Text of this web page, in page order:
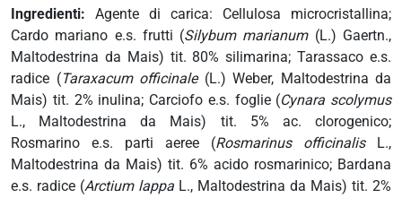
Ingredienti: Agente di carica: Cellulosa microcristallina;
Cardo mariano e.s. frutti (Silybum marianum(L.) Gaertn.,
Maltodestrina da Mais) tit. 80% silimarina; Tarassaco e.s.
radice (Taraxacum officinale(L.) Weber, Maltodestrina da
Mais) tit. 2% inulina; Carciofo e.s. foglie (Cynara scolymus
L., Maltodestrina da Mais) tit. 5% ac. clorogenico;
Rosmarino e.s. parti aeree (Rosmarinus officinalisL.,
Maltodestrina da Mais) tit. 6% acido rosmarinico; Bardana
e.s. radice (Arctium lappa L., Maltodestrina da Mais) tit. 2%